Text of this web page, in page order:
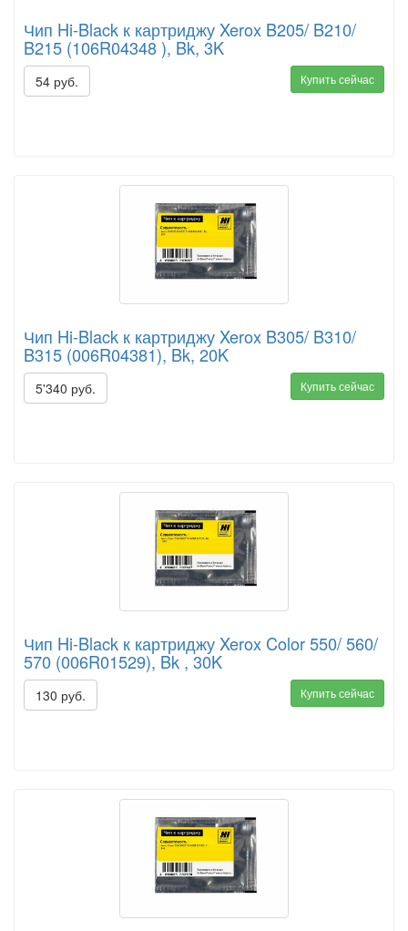
Чип Hi-Black к картриджу Xerox B205/ B210/
B215 (106R04348 ), Bk, 3K
54 руб. Купить сейчас
Чип Hi-Black к картриджу Xerox B305/ B310/
B315 (006R04381), Bk, 20K
5'340 руб. Купить сейчас
Чип Hi-Black к картриджу Xerox Color 550/ 560/
570 (006R01529), Bk , 30K
130 руб. Купить сейчас